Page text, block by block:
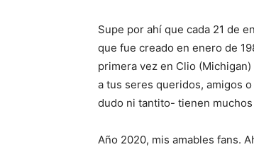
Supe por ahí que cada 21 de
que fue creado en enero de
primera vez en Clio
a tus seres queridos, amigos
dudo ni tantito- tienen
Año 2020, mis amables fans.